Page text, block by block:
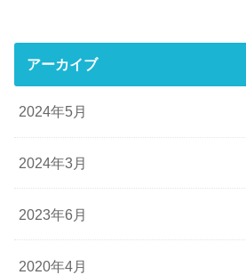
アーカイブ
2024年5月
2024年3月
2023年6月
2020年4月